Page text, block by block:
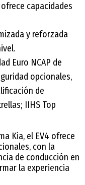
capacidades
y reforzada
Euro NCAP de
opcionales,
de
IIHS Top
Kia, el EV4 ofrece
con la
de conducción en
la experiencia